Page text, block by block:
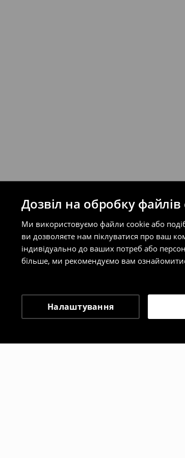
Дозвіл на обробку
Ми використовуємо файли cookie або
ви дозволяєте нам піклуватися про ваш
індивідуально до ваших потреб або
більше, ми рекомендуємо вам
Налаштування